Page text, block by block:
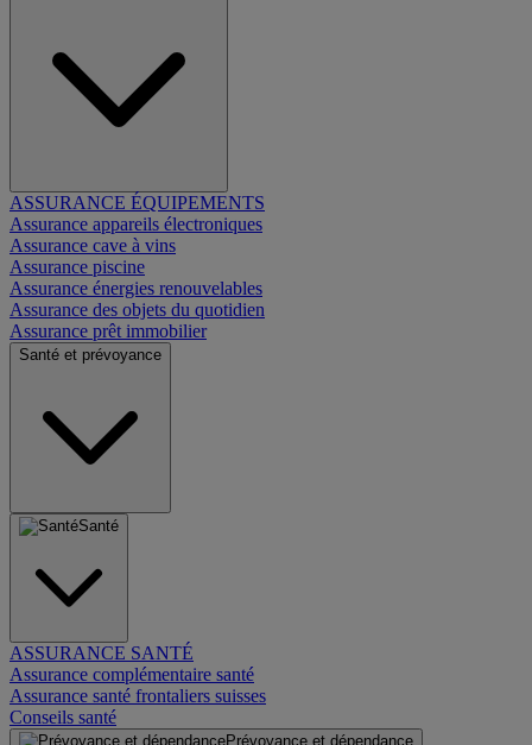
ASSURANCE ÉQUIPEMENTS
Assurance appareils électroniques
Assurance cave à vins
Assurance piscine
Assurance énergies renouvelables
Assurance des objets du quotidien
Assurance prêt immobilier
Santé et prévoyance
Santé
ASSURANCE SANTÉ
Assurance complémentaire santé
Assurance santé frontaliers suisses
Conseils santé
Prévoyance et dépendance